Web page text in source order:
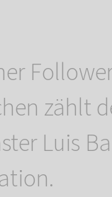
zählt
Luis